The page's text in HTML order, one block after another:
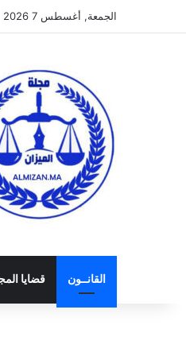
الجمعة, أغسطس 7 2026
القانــون قضايا